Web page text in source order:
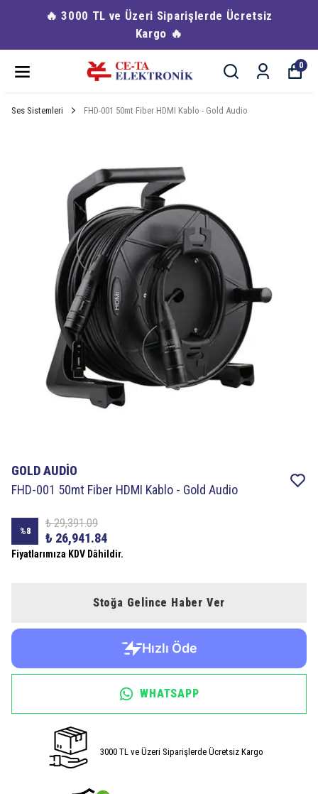
🔥 3000 TL ve Üzeri Siparişlerde Ücretsiz
Kargo 🔥
0
Ses Sistemleri FHD-001 50mt Fiber HDMI Kablo - Gold Audio
GOLD AUDİO
FHD-001 50mt Fiber HDMI Kablo - Gold Audio
%8
₺ 29,391.09
₺ 26,941.84
Fiyatlarımıza KDV Dâhildir.
Stoğa Gelince Haber Ver
WHATSAPP
3000 TL ve Üzeri Siparişlerde Ücretsiz Kargo